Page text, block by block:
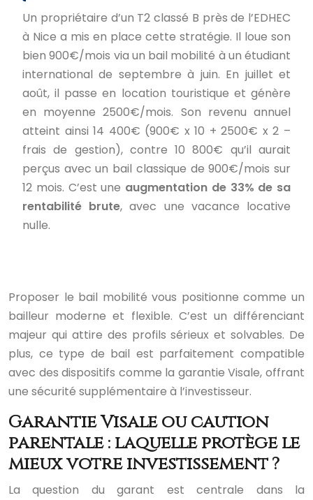
Un propriétaire d’un T2 classé B près de l’EDHEC
à Nice a mis en place cette stratégie. Il loue son
bien 900€/mois via un bail mobilité à un étudiant
international de septembre à juin. En juillet et
août, il passe en location touristique et génère
en moyenne 2500€/mois. Son revenu annuel
atteint ainsi 14 400€ (900€ x 10 + 2500€ x 2 –
frais de gestion), contre 10 800€ qu’il aurait
perçus avec un bail classique de 900€/mois sur
12 mois. C’est une augmentation de 33% de sa
rentabilité brute, avec une vacance locative
nulle.
Proposer le bail mobilité vous positionne comme un
bailleur moderne et flexible. C’est un différenciant
majeur qui attire des profils sérieux et solvables. De
plus, ce type de bail est parfaitement compatible
avec des dispositifs comme la garantie Visale, offrant
une sécurité supplémentaire à l’investisseur.
Garantie Visale ou caution
parentale : laquelle protège le
mieux votre investissement ?
La question du garant est centrale dans la